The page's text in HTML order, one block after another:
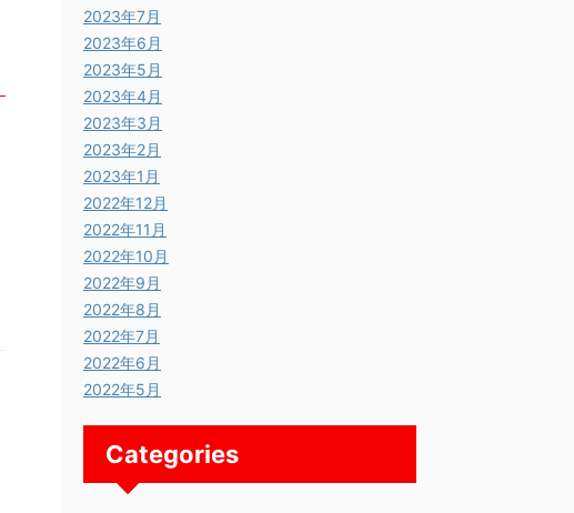
2023年7月
2023年6月
2023年5月
2023年4月
2023年3月
2023年2月
2023年1月
2022年12月
2022年11月
2022年10月
2022年9月
2022年8月
2022年7月
2022年6月
2022年5月
Categories